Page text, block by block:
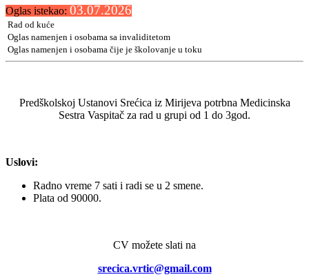
Oglas istekao: 03.07.2026
Rad od kuće
Oglas namenjen i osobama sa invaliditetom
Oglas namenjen i osobama čije je školovanje u toku
Predškolskoj Ustanovi Srećica iz Mirijeva potrbna Medicinska
Sestra Vaspitač za rad u grupi od 1 do 3god.
Uslovi:
Radno vreme 7 sati i radi se u 2 smene.
Plata od 90000.
CV možete slati na
srecica.vrtic@gmail.com